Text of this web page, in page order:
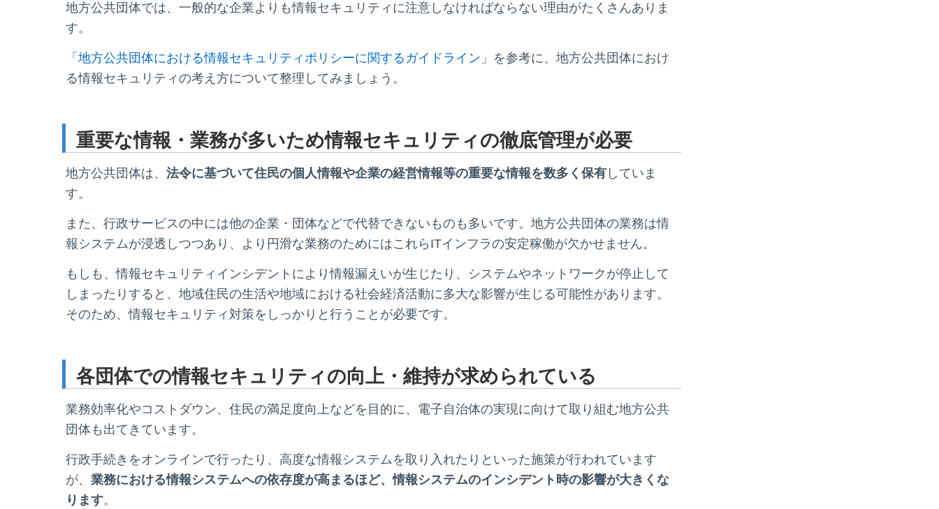
地方公共団体では、一般的な企業よりも情報セキュリティに注意しなければならない理由がたくさんありま
す。
「 地方公共団体における情報セキュリティポリシーに関するガイドライン 」を参考に、地方公共団体におけ
る情報セキュリティの考え方について整理してみましょう。
重要な情報・業務が多いため情報セキュリティの徹底管理が必要
地方公共団体は、 法令に基づいて住民の個人情報や企業の経営情報等の重要な情報を数多く保有していま
す。
また、行政サービスの中には他の企業・団体などで代替できないものも多いです。地方公共団体の業務は情
報システムが浸透しつつあり、より円滑な業務のためにはこれらITインフラの安定稼働が欠かせません。
もしも、情報セキュリティインシデントにより情報漏えいが生じたり、システムやネットワークが停止して
しまったりすると、地域住民の生活や地域における社会経済活動に多大な影響が生じる可能性があります。
そのため、情報セキュリティ対策をしっかりと行うことが必要です。
各団体での情報セキュリティの向上・維持が求められている
業務効率化やコストダウン、住民の満足度向上などを目的に、電子自治体の実現に向けて取り組む地方公共
団体も出てきています。
行政手続きをオンラインで行ったり、高度な情報システムを取り入れたりといった施策が行われています
が、 業務における情報システムへの依存度が高まるほど、情報システムのインシデント時の影響が大きくな
ります。